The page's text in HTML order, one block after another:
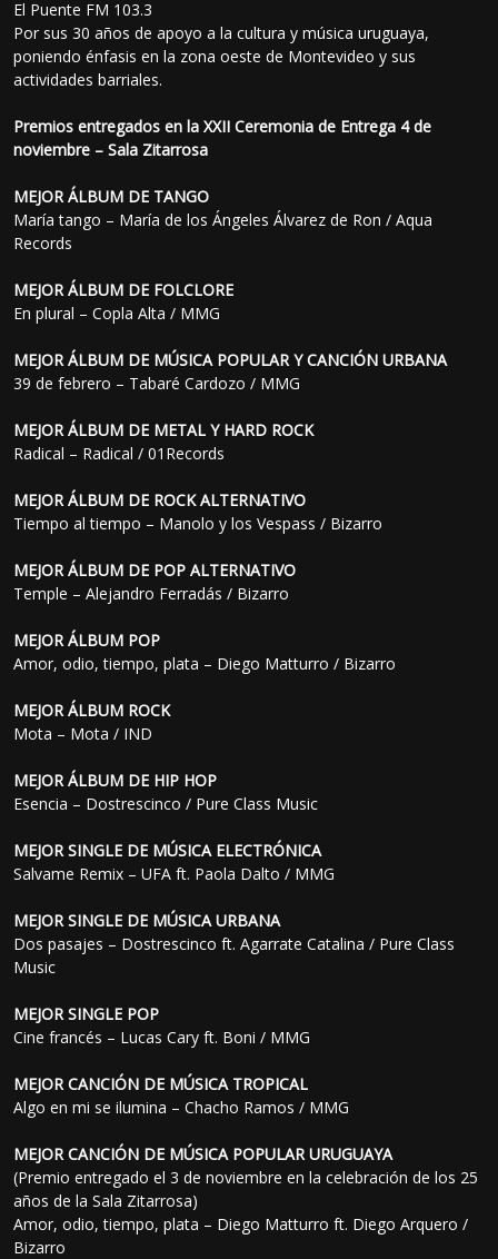
El Puente FM 103.3
Por sus 30 años de apoyo a la cultura y música uruguaya,
poniendo énfasis en la zona oeste de Montevideo y sus
actividades barriales.
Premios entregados en la XXII Ceremonia de Entrega 4 de
noviembre – Sala Zitarrosa
MEJOR ÁLBUM DE TANGO
María tango – María de los Ángeles Álvarez de Ron / Aqua
Records
MEJOR ÁLBUM DE FOLCLORE
En plural – Copla Alta / MMG
MEJOR ÁLBUM DE MÚSICA POPULAR Y CANCIÓN URBANA
39 de febrero – Tabaré Cardozo / MMG
MEJOR ÁLBUM DE METAL Y HARD ROCK
Radical – Radical / 01Records
MEJOR ÁLBUM DE ROCK ALTERNATIVO
Tiempo al tiempo – Manolo y los Vespass / Bizarro
MEJOR ÁLBUM DE POP ALTERNATIVO
Temple – Alejandro Ferradás / Bizarro
MEJOR ÁLBUM POP
Amor, odio, tiempo, plata – Diego Matturro / Bizarro
MEJOR ÁLBUM ROCK
Mota – Mota / IND
MEJOR ÁLBUM DE HIP HOP
Esencia – Dostrescinco / Pure Class Music
MEJOR SINGLE DE MÚSICA ELECTRÓNICA
Salvame Remix – UFA ft. Paola Dalto / MMG
MEJOR SINGLE DE MÚSICA URBANA
Dos pasajes – Dostrescinco ft. Agarrate Catalina / Pure Class
Music
MEJOR SINGLE POP
Cine francés – Lucas Cary ft. Boni / MMG
MEJOR CANCIÓN DE MÚSICA TROPICAL
Algo en mi se ilumina – Chacho Ramos / MMG
MEJOR CANCIÓN DE MÚSICA POPULAR URUGUAYA
(Premio entregado el 3 de noviembre en la celebración de los 25
años de la Sala Zitarrosa)
Amor, odio, tiempo, plata – Diego Matturro ft. Diego Arquero /
Bizarro